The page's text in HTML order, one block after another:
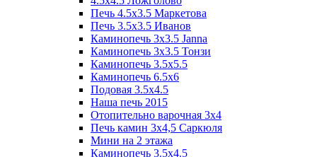
Печь 4.5x3.5 Маркетова
Печь 3.5x3.5 Иванов
Каминопечь 3x3.5 Janna
Каминопечь 3x3.5 Тонзи
Каминопечь 3.5х5.5
Каминопечь 6.5x6
Подовая 3.5х4.5
Наша печь 2015
Отопительно варочная 3х4
Печь камин 3х4,5 Саркюля
Мини на 2 этажа
Каминопечь 3.5х4.5